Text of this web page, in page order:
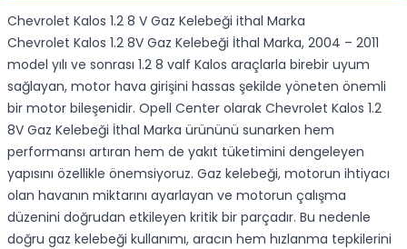
Chevrolet Kalos 1.2 8 V Gaz Kelebeği ithal Marka
Chevrolet Kalos 1.2 8V Gaz Kelebeği İthal Marka, 2004 – 2011
model yılı ve sonrası 1.2 8 valf Kalos araçlarla birebir uyum
sağlayan, motor hava girişini hassas şekilde yöneten önemli
bir motor bileşenidir. Opell Center olarak Chevrolet Kalos 1.2
8V Gaz Kelebeği İthal Marka ürününü sunarken hem
performansı artıran hem de yakıt tüketimini dengeleyen
yapısını özellikle önemsiyoruz. Gaz kelebeği, motorun ihtiyacı
olan havanın miktarını ayarlayan ve motorun çalışma
düzenini doğrudan etkileyen kritik bir parçadır. Bu nedenle
doğru gaz kelebeği kullanımı, aracın hem hızlanma tepkilerini